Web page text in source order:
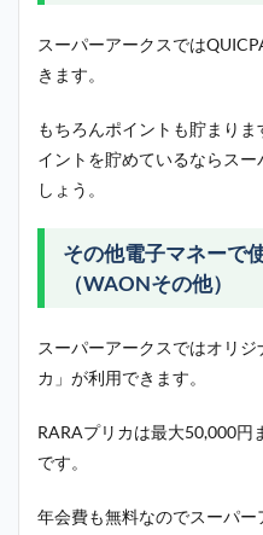
スーパーアークスでは
きます。
もちろんポイントも貯まり
イントを貯めているならス
しょう。
その他電子マネーで
（WAONその他）
スーパーアークスではオリ
カ」が利用できます。
RARAプリカは最大50,000円
です。
年会費も無料なのでスーパ